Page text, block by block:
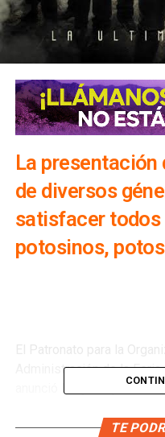
La
de diversos
satisfacer todos
potosinos,
El Patronato para la
Administración de la
anunció las y los
Palenque durante la
TE